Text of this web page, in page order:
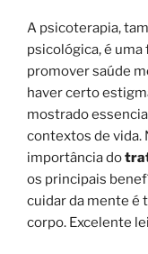
A psicoterapia,
psicológica, é
promover saúde
haver certo
mostrado
contextos de vida.
importância do
os principais
cuidar da mente é
corpo. Excelente